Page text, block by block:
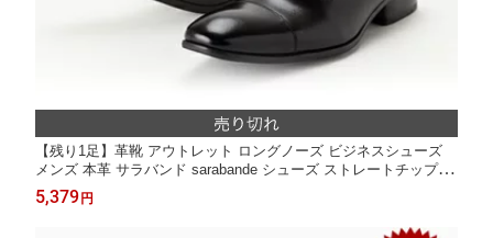
【残り1足】革靴 アウトレット ロングノーズ ビジネスシューズ
メンズ 本革 サラバンド sarabande シューズ ストレートチップ 皮
靴 結婚式 ドレスシューズ カジュアル フォーマル 冠婚葬祭 黒 日
本製 大きいサイズ 紳士靴 ビジネス ヒール 小さいサイズ スーツ
5,379 円